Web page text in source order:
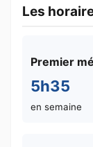
Les
Premier
5h35
en semaine